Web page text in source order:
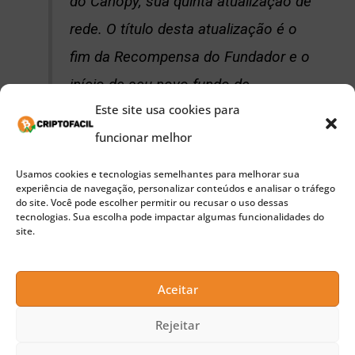
Este site usa cookies para
funcionar melhor
Usamos cookies e tecnologias semelhantes para melhorar sua
experiência de navegação, personalizar conteúdos e analisar o tráfego
do site. Você pode escolher permitir ou recusar o uso dessas
tecnologias. Sua escolha pode impactar algumas funcionalidades do
site.
Aceitar
Rejeitar
rede. O título desta atualização é o
fim da Recompensa do Fundador e o
início de seu novo fundo de
desenvolvimento.”
Após a atualização, os mineradores continuarão a
receber 80% das recompensas do bloco. Mas os
8% para o Fundo de Subsídios Principais;